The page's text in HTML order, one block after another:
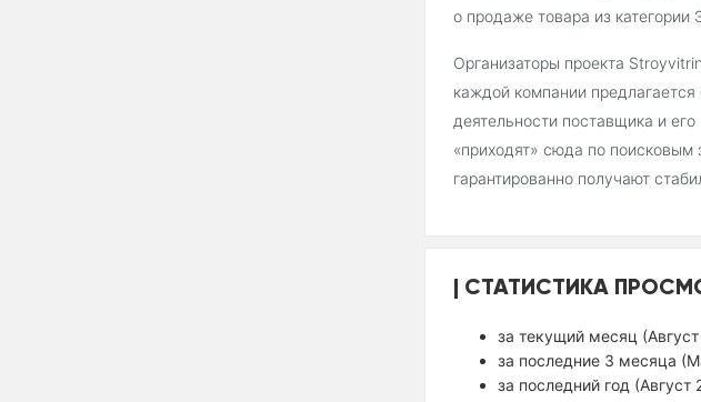
о продаже товара из категории
Организаторы проекта
каждой компании
деятельности поставщика и
«приходят» сюда по
гарантированно получают
СТАТИСТИКА
за текущий месяц
за последние 3 месяца
за последний год